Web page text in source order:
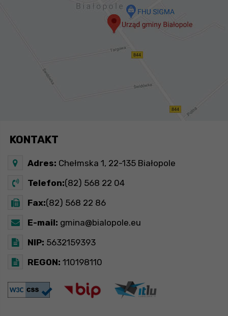
KONTAKT
Adres: Chełmska 1, 22-135 Białopole
Telefon:(82) 568 22 04
Fax:(82) 568 22 86
E-mail: gmina@bialopole.eu
NIP: 5632159393
REGON: 110198110